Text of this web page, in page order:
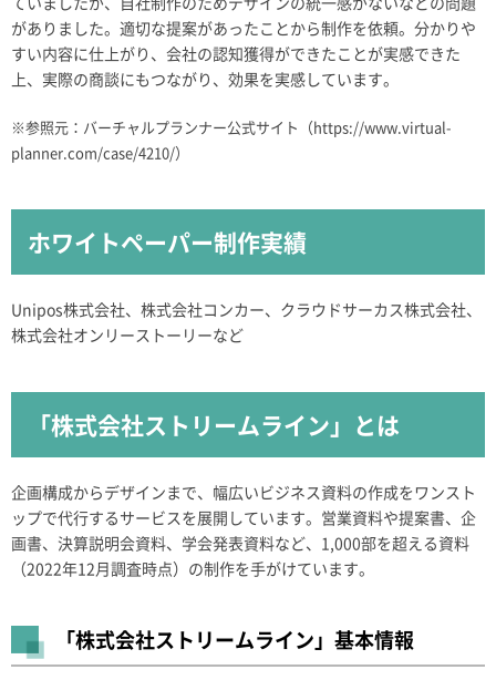
がありました。適切な提案があったことから制作を依頼。分かりや
すい内容に仕上がり、会社の認知獲得ができたことが実感できた
上、実際の商談にもつながり、効果を実感しています。
※参照元：バーチャルプランナー公式サイト（https://www.virtual-
planner.com/case/4210/）
ホワイトペーパー制作実績
Unipos株式会社、株式会社コンカー、クラウドサーカス株式会社、
株式会社オンリーストーリーなど
「株式会社ストリームライン」とは
企画構成からデザインまで、幅広いビジネス資料の作成をワンスト
ップで代行するサービスを展開しています。営業資料や提案書、企
画書、決算説明会資料、学会発表資料など、1,000部を超える資料
（2022年12月調査時点）の制作を手がけています。
「株式会社ストリームライン」基本情報